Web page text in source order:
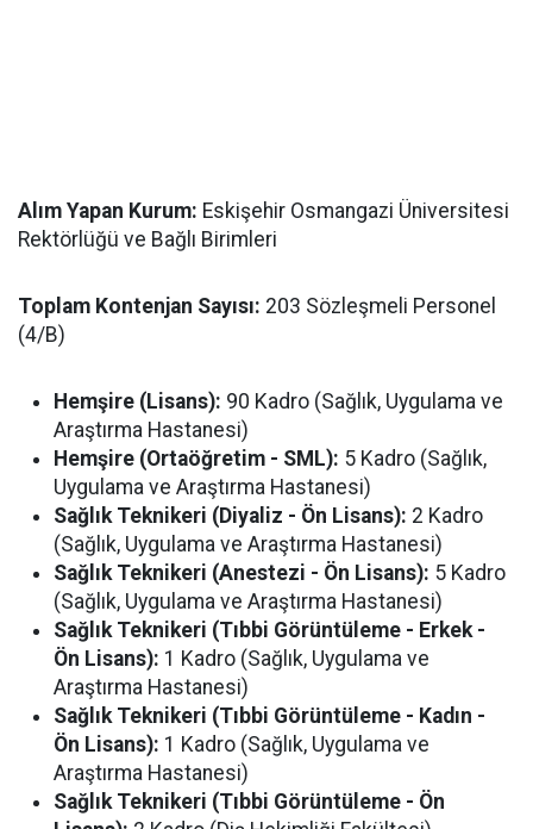
Alım Yapan Kurum: Eskişehir Osmangazi Üniversitesi
Rektörlüğü ve Bağlı Birimleri
Toplam Kontenjan Sayısı: 203 Sözleşmeli Personel
(4/B)
Hemşire (Lisans): 90 Kadro (Sağlık, Uygulama ve
Araştırma Hastanesi)
Hemşire (Ortaöğretim - SML): 5 Kadro (Sağlık,
Uygulama ve Araştırma Hastanesi)
Sağlık Teknikeri (Diyaliz - Ön Lisans): 2 Kadro
(Sağlık, Uygulama ve Araştırma Hastanesi)
Sağlık Teknikeri (Anestezi - Ön Lisans): 5 Kadro
(Sağlık, Uygulama ve Araştırma Hastanesi)
Sağlık Teknikeri (Tıbbi Görüntüleme - Erkek -
Ön Lisans): 1 Kadro (Sağlık, Uygulama ve
Araştırma Hastanesi)
Sağlık Teknikeri (Tıbbi Görüntüleme - Kadın -
Ön Lisans): 1 Kadro (Sağlık, Uygulama ve
Araştırma Hastanesi)
Sağlık Teknikeri (Tıbbi Görüntüleme - Ön